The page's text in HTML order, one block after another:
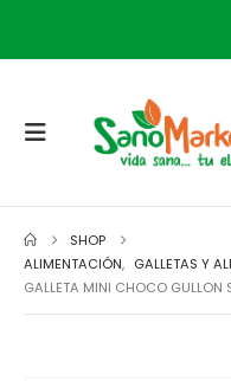
SHOP
ALIMENTACIÓN, GALLETAS Y
GALLETA MINI CHOCO GULLON